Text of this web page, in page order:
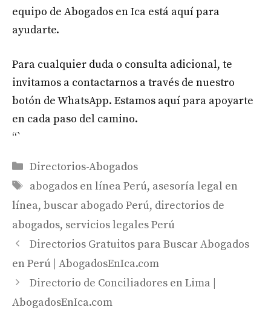
equipo de Abogados en Ica está aquí para
ayudarte.
Para cualquier duda o consulta adicional, te
invitamos a contactarnos a través de nuestro
botón de WhatsApp. Estamos aquí para apoyarte
en cada paso del camino.
“`
Categories
Directorios-Abogados
Tags
abogados en línea Perú, asesoría legal en
línea, buscar abogado Perú, directorios de
abogados, servicios legales Perú
Directorios Gratuitos para Buscar Abogados
en Perú | AbogadosEnIca.com
Directorio de Conciliadores en Lima |
AbogadosEnIca.com